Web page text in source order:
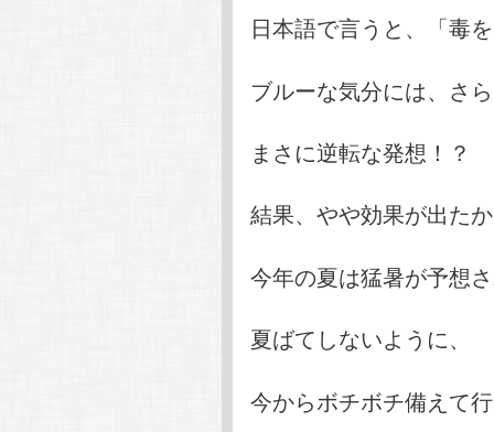
日本語で言うと、「毒
ブルーな気分には、さ
まさに逆転な発想！？
結果、やや効果が出た
今年の夏は猛暑が予想
夏ばてしないように、
今からボチボチ備えて